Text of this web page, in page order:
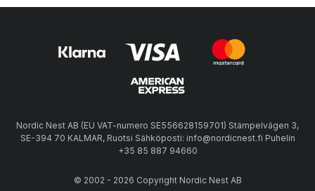
Nordic Nest AB (EU VAT-numero SE556628159701) Stämpelvägen 3,
SE-394 70 KALMAR, Ruotsi Sähköposti: info@nordicnest.fi Puhelin
+35 85 887 94660
© 2002 - 2026 Copyright Nordic Nest AB